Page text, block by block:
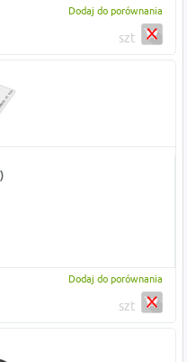
Dodaj do porównania
szt
Dodaj do porównania
szt